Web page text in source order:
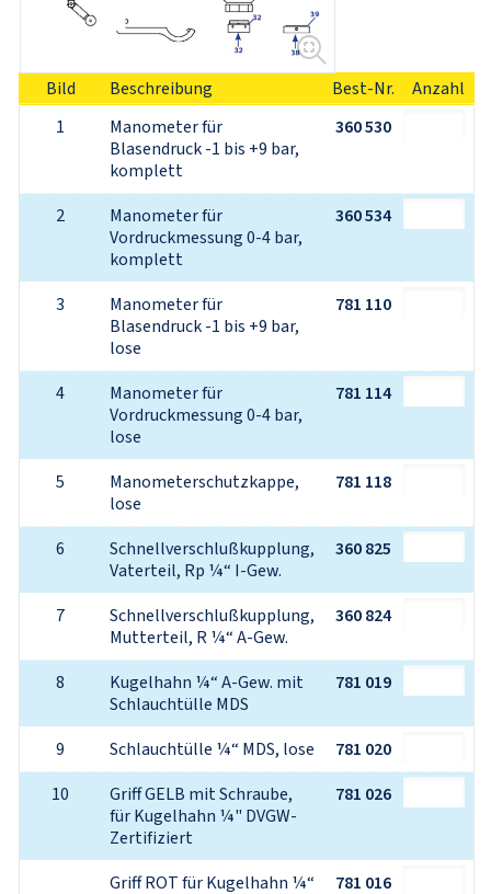
Bild Beschreibung Best-Nr.
Anzahl
1
Manometer für
Blasendruck -1 bis +9 bar,
komplett
360 530
2
Manometer für
Vordruckmessung 0-4 bar,
komplett
360 534
3
Manometer für
Blasendruck -1 bis +9 bar,
lose
781 110
4
Manometer für
Vordruckmessung 0-4 bar,
lose
781 114
5
Manometerschutzkappe,
lose
781 118
6
Schnellverschlußkupplung,
Vaterteil, Rp ¼“ I-Gew.
360 825
7
Schnellverschlußkupplung,
Mutterteil, R ¼“ A-Gew.
360 824
8
Kugelhahn ¼“ A-Gew. mit
Schlauchtülle MDS
781 019
9 Schlauchtülle ¼“ MDS, lose
781 020
10
Griff GELB mit Schraube,
für Kugelhahn ¼" DVGW-
Zertifiziert
781 026
Griff ROT für Kugelhahn ¼“
781 016